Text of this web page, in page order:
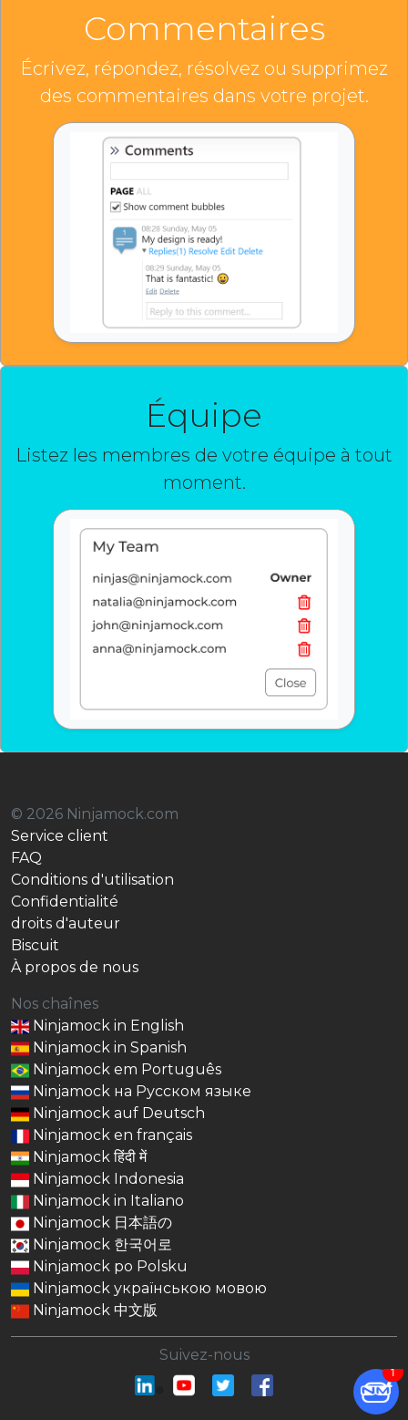
Commentaires
Écrivez, répondez, résolvez ou supprimez
des commentaires dans votre projet.
Équipe
Listez les membres de votre équipe à tout
moment.
© 2026 Ninjamock.com
Service client
FAQ
Conditions d'utilisation
Confidentialité
droits d'auteur
Biscuit
À propos de nous
Nos chaînes
Ninjamock in English
Ninjamock in Spanish
Ninjamock em Português
Ninjamock на Русском языке
Ninjamock auf Deutsch
Ninjamock en français
Ninjamock हिंदी में
Ninjamock Indonesia
Ninjamock in Italiano
Ninjamock 日本語の
Ninjamock 한국어로
Ninjamock po Polsku
Ninjamock українською мовою
Ninjamock 中文版
Suivez-nous